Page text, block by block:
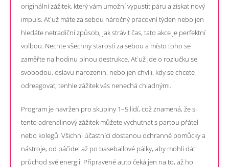
originální zážitek, který vám umožní vypustit páru a získat nový
impuls. Ať už máte za sebou náročný pracovní týden nebo jen
hledáte netradiční způsob, jak strávit čas, tato akce je perfektní
volbou. Nechte všechny starosti za sebou a místo toho se
zaměřte na hodinu plnou destrukce. Ať už jde o rozlučku se
svobodou, oslavu narozenin, nebo jen chvíli, kdy se chcete
odreagovat, tenhle zážitek vás nenechá chladnými.
Program je navržen pro skupiny 1–5 lidí, což znamená, že si
tento adrenalinový zážitek můžete vychutnat s partou přátel
nebo kolegů. Všichni účastníci dostanou ochranné pomůcky a
nástroje, od páčidel až po baseballové pálky, aby mohli dát
průchod své energii. Připravené auto čeká jen na to, až ho